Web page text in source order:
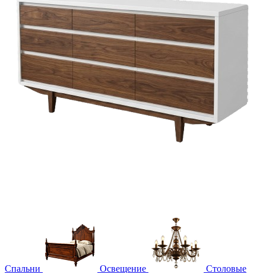
Спальни Освещение Столовые